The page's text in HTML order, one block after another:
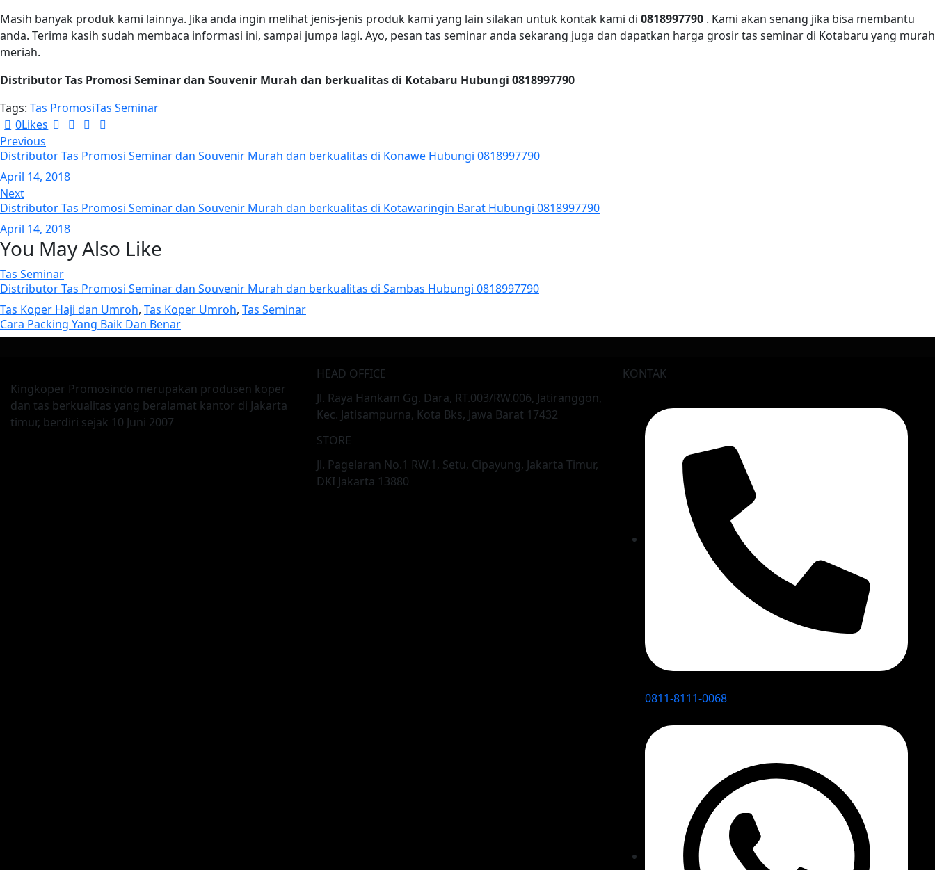
Masih banyak produk kami lainnya. Jika anda ingin melihat jenis-jenis produk kami yang lain silakan untuk kontak kami di 0818997790 . Kami akan senang jika bisa membantu
anda. Terima kasih sudah membaca informasi ini, sampai jumpa lagi. Ayo, pesan tas seminar anda sekarang juga dan dapatkan harga grosir tas seminar di Kotabaru yang murah
meriah.
Distributor Tas Promosi Seminar dan Souvenir Murah dan berkualitas di Kotabaru Hubungi 0818997790
Tags: Tas PromosiTas Seminar
0Likes
Previous
Distributor Tas Promosi Seminar dan Souvenir Murah dan berkualitas di Konawe Hubungi 0818997790
April 14, 2018
Next
Distributor Tas Promosi Seminar dan Souvenir Murah dan berkualitas di Kotawaringin Barat Hubungi 0818997790
April 14, 2018
You May Also Like
Tas Seminar
Distributor Tas Promosi Seminar dan Souvenir Murah dan berkualitas di Sambas Hubungi 0818997790
Tas Koper Haji dan Umroh, Tas Koper Umroh, Tas Seminar
Cara Packing Yang Baik Dan Benar
Kingkoper Promosindo merupakan produsen koper
dan tas berkualitas yang beralamat kantor di Jakarta
timur, berdiri sejak 10 Juni 2007
HEAD OFFICE
Jl. Raya Hankam Gg. Dara, RT.003/RW.006, Jatiranggon,
Kec. Jatisampurna, Kota Bks, Jawa Barat 17432
STORE
Jl. Pagelaran No.1 RW.1, Setu, Cipayung, Jakarta Timur,
DKI Jakarta 13880
KONTAK
0811-8111-0068